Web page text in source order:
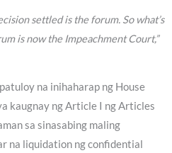
settled is the forum. So what’s
is now the Impeachment Court,”
na inihaharap ng House
kaugnay ng Article I ng Articles
sa sinasabing maling
na liquidation ng confidential